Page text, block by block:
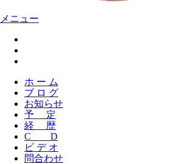
メニュー
ホ ー ム
ブ ロ グ
お知らせ
予 定
経 歴
C D
ビ デ オ
問合わせ